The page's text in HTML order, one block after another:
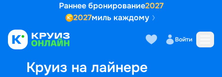
Раннее бронирование2027
2027миль каждому
Войти
Круиз на лайнере
Выбор кают Маршрут и